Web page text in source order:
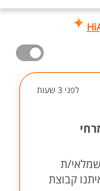
לפני 3 שעות
ת
קבוצת